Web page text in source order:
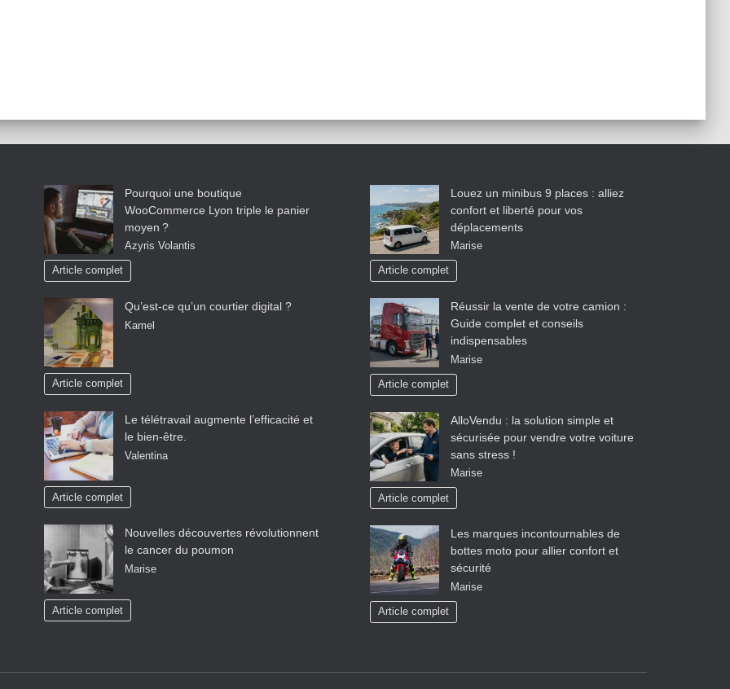
Pourquoi une boutique
WooCommerce Lyon triple le panier
moyen ?
Azyris Volantis
Article complet
Qu’est-ce qu’un courtier digital ?
Kamel
Article complet
Le télétravail augmente l’efficacité et
le bien-être.
Valentina
Article complet
Nouvelles découvertes révolutionnent
le cancer du poumon
Marise
Article complet
Louez un minibus 9 places : alliez
confort et liberté pour vos
déplacements
Marise
Article complet
Réussir la vente de votre camion :
Guide complet et conseils
indispensables
Marise
Article complet
AlloVendu : la solution simple et
sécurisée pour vendre votre voiture
sans stress !
Marise
Article complet
Les marques incontournables de
bottes moto pour allier confort et
sécurité
Marise
Article complet